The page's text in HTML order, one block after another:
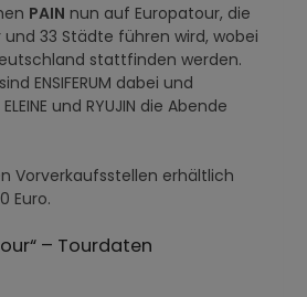
PAIN nun auf Europatour, die
und 33 Städte führen wird, wobei
stattfinden werden.
ENSIFERUM dabei und
und RYUJIN die Abende
Vorverkaufsstellen erhältlich
Euro.
– Tourdaten